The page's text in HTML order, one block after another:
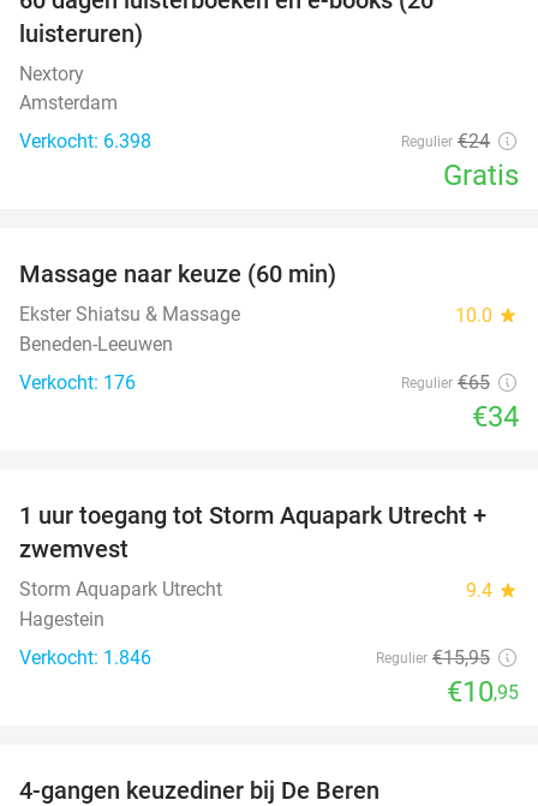
luisteruren)
Nextory
Amsterdam
Verkocht: 6.398
Regulier €24
Gratis
Massage naar keuze (60 min)
Ekster Shiatsu & Massage 10.0 star
Beneden-Leeuwen
Verkocht: 176
Regulier €65
€34
31%
1 uur toegang tot Storm Aquapark Utrecht +
zwemvest
Storm Aquapark Utrecht 9.4 star
Hagestein
Verkocht: 1.846
Regulier €15,95
€10,95
4-gangen keuzediner bij De Beren